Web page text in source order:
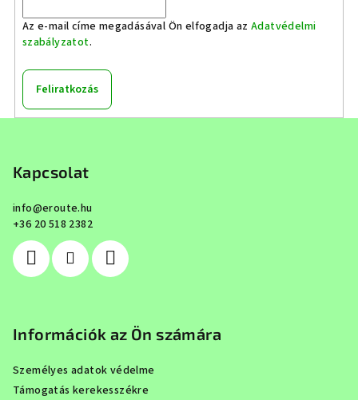
Az e-mail címe megadásával Ön elfogadja az Adatvédelmi
szabályzatot.
Feliratkozás
Kapcsolat
info@eroute.hu
+36 20 518 2382
Információk az Ön számára
Személyes adatok védelme
Támogatás kerekesszékre